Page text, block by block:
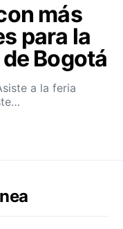
más
para la
Bogotá
a la feria